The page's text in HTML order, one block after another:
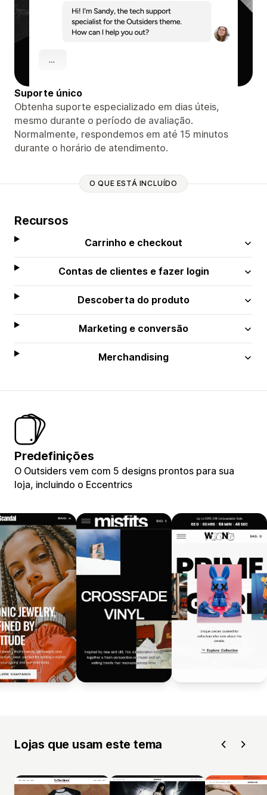
Suporte único
Obtenha suporte especializado em dias úteis,
mesmo durante o período de avaliação.
Normalmente, respondemos em até 15 minutos
durante o horário de atendimento.
O QUE ESTÁ INCLUÍDO
Recursos
Carrinho e checkout
Contas de clientes e fazer login
Descoberta do produto
Marketing e conversão
Merchandising
Predefinições
O Outsiders vem com 5 designs prontos para sua
loja, incluindo o Eccentrics
Lojas que usam este tema